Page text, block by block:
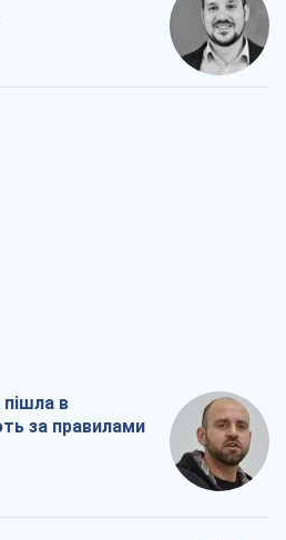
пішла в
за правилами